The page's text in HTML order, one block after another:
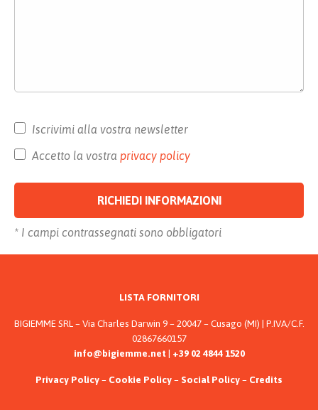
Iscrivimi alla vostra newsletter
Accetto la vostra privacy policy
* I campi contrassegnati sono obbligatori
Alternative:
LISTA FORNITORI
BIGIEMME SRL – Via Charles Darwin 9 – 20047 – Cusago (MI) | P.IVA/C.F.
02867660157
info@bigiemme.net| +39 02 4844 1520
Privacy Policy– Cookie Policy– Social Policy– Credits